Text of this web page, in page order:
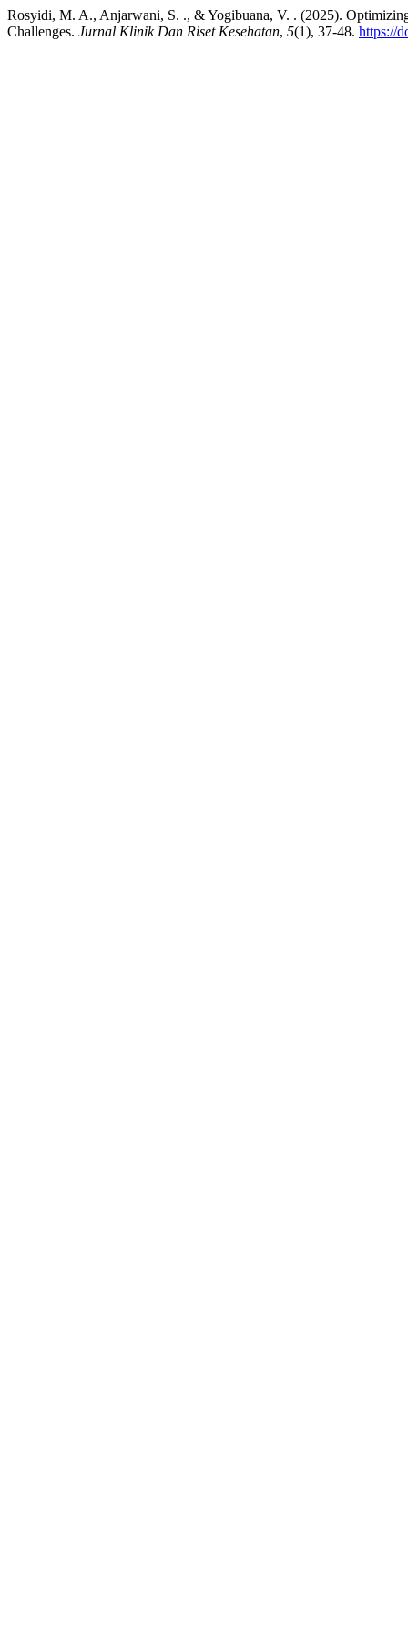
Rosyidi, M. A., Anjarwani, S. ., & Yogibuana, V. . (2025).
Challenges. Jurnal Klinik Dan Riset Kesehatan, 5(1), 37-48. https://